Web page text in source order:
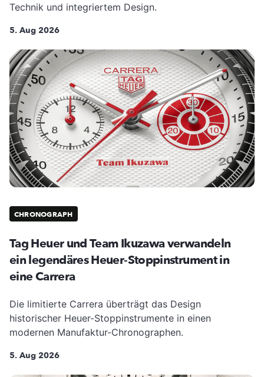
Technik und integriertem Design.
5. Aug 2026
CHRONOGRAPH
Tag Heuer und Team Ikuzawa verwandeln
ein legendäres Heuer-Stoppinstrument in
eine Carrera
Die limitierte Carrera überträgt das Design
historischer Heuer-Stoppinstrumente in einen
modernen Manufaktur-Chronographen.
5. Aug 2026